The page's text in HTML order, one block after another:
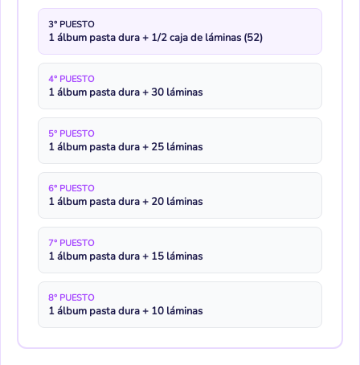
3° PUESTO
1 álbum pasta dura + 1/2 caja de láminas (52)
4° PUESTO
1 álbum pasta dura + 30 láminas
5° PUESTO
1 álbum pasta dura + 25 láminas
6° PUESTO
1 álbum pasta dura + 20 láminas
7° PUESTO
1 álbum pasta dura + 15 láminas
8° PUESTO
1 álbum pasta dura + 10 láminas